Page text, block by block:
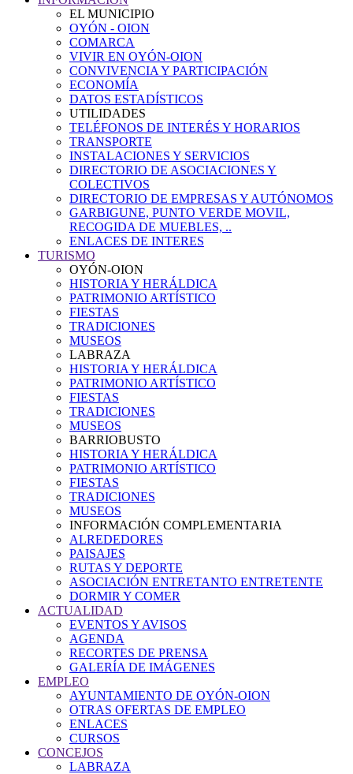
EL MUNICIPIO
OYÓN - OION
COMARCA
VIVIR EN OYÓN-OION
CONVIVENCIA Y PARTICIPACIÓN
ECONOMÍA
DATOS ESTADÍSTICOS
UTILIDADES
TELÉFONOS DE INTERÉS Y HORARIOS
TRANSPORTE
INSTALACIONES Y SERVICIOS
DIRECTORIO DE ASOCIACIONES Y
COLECTIVOS
DIRECTORIO DE EMPRESAS Y AUTÓNOMOS
GARBIGUNE, PUNTO VERDE MOVIL,
RECOGIDA DE MUEBLES, ..
ENLACES DE INTERES
TURISMO
OYÓN-OION
HISTORIA Y HERÁLDICA
PATRIMONIO ARTÍSTICO
FIESTAS
TRADICIONES
MUSEOS
LABRAZA
HISTORIA Y HERÁLDICA
PATRIMONIO ARTÍSTICO
FIESTAS
TRADICIONES
MUSEOS
BARRIOBUSTO
HISTORIA Y HERÁLDICA
PATRIMONIO ARTÍSTICO
FIESTAS
TRADICIONES
MUSEOS
INFORMACIÓN COMPLEMENTARIA
ALREDEDORES
PAISAJES
RUTAS Y DEPORTE
ASOCIACIÓN ENTRETANTO ENTRETENTE
DORMIR Y COMER
ACTUALIDAD
EVENTOS Y AVISOS
AGENDA
RECORTES DE PRENSA
GALERÍA DE IMÁGENES
EMPLEO
AYUNTAMIENTO DE OYÓN-OION
OTRAS OFERTAS DE EMPLEO
ENLACES
CURSOS
CONCEJOS
LABRAZA